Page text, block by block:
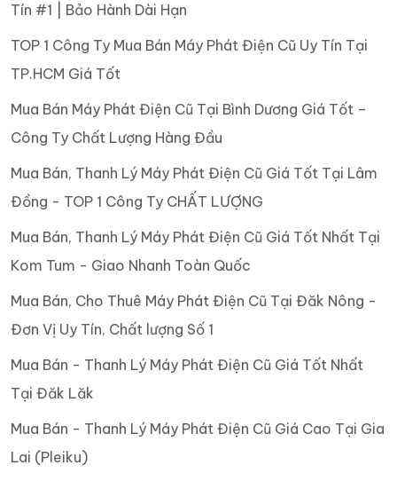
Tín #1 | Bảo Hành Dài Hạn
TOP 1 Công Ty Mua Bán Máy Phát Điện Cũ Uy Tín Tại
TP.HCM Giá Tốt
Mua Bán Máy Phát Điện Cũ Tại Bình Dương Giá Tốt –
Công Ty Chất Lượng Hàng Đầu
Mua Bán, Thanh Lý Máy Phát Điện Cũ Giá Tốt Tại Lâm
Đồng - TOP 1 Công Ty CHẤT LƯỢNG
Mua Bán, Thanh Lý Máy Phát Điện Cũ Giá Tốt Nhất Tại
Kom Tum - Giao Nhanh Toàn Quốc
Mua Bán, Cho Thuê Máy Phát Điện Cũ Tại Đăk Nông -
Đơn Vị Uy Tín, Chất lượng Số 1
Mua Bán - Thanh Lý Máy Phát Điện Cũ Giá Tốt Nhất
Tại Đăk Lăk
Mua Bán - Thanh Lý Máy Phát Điện Cũ Giá Cao Tại Gia
Lai (Pleiku)